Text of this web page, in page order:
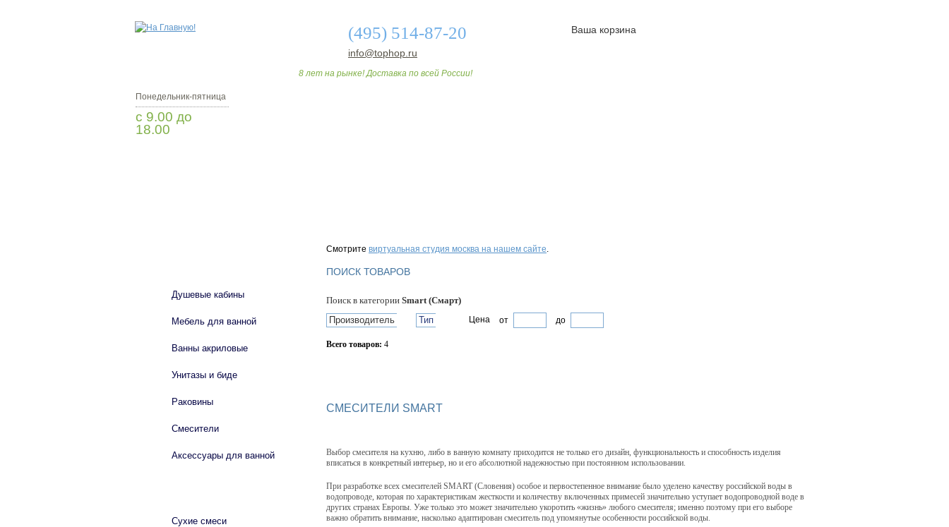
(495) 514-87-20
info@tophop.ru
8 лет на рынке! Доставка по всей России!
Ваша корзина
Понедельник-пятница
с 9.00 до
18.00
Смотрите виртуальная студия москва на нашем сайте.
ПОИСК ТОВАРОВ
Поиск в категории Smart (Смарт)
Производитель
Тип Цена от до
Всего товаров: 4
СМЕСИТЕЛИ SMART
Выбор смесителя на кухню, либо в ванную комнату приходится не только его дизайн, функциональность и способность изделия
вписаться в конкретный интерьер, но и его абсолютной надежностью при постоянном использовании.
При разработке всех смесителей SMART (Словения) особое и первостепенное внимание было уделено качеству российской воды в
водопроводе, которая по характеристикам жесткости и количеству включенных примесей значительно уступает водопроводной воде в
других странах Европы. Уже только это может значительно укоротить «жизнь» любого смесителя; именно поэтому при его выборе
важно обратить внимание, насколько адаптирован смеситель под упомянутые особенности российской воды.
Душевые кабины
Мебель для ванной
Ванны акриловые
Унитазы и биде
Раковины
Смесители
Аксессуары для ванной
Сухие смеси